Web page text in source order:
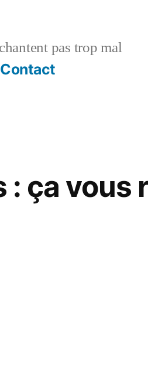
pas trop mal
Contact
: ça vous